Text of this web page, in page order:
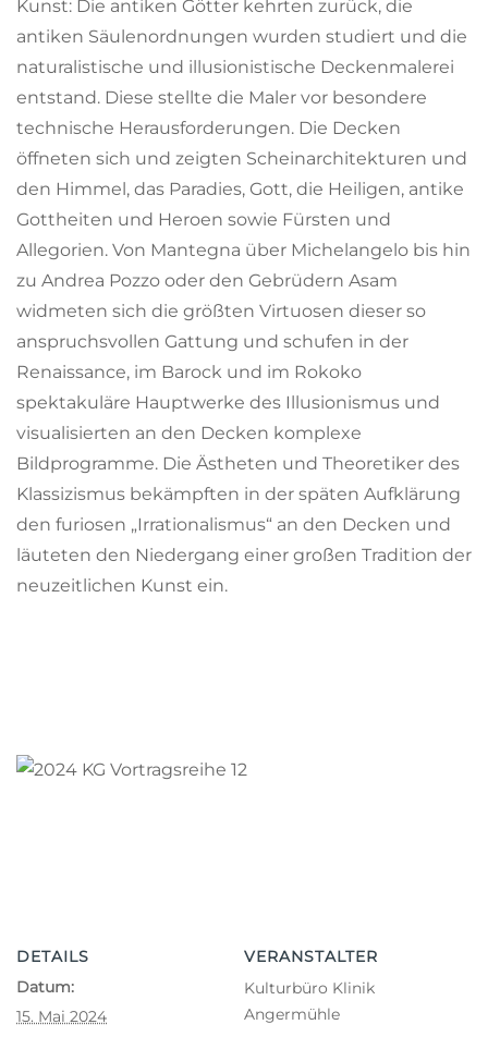
Kunst: Die antiken Götter kehrten zurück, die
antiken Säulenordnungen wurden studiert und die
naturalistische und illusionistische Deckenmalerei
entstand. Diese stellte die Maler vor besondere
technische Herausforderungen. Die Decken
öffneten sich und zeigten Scheinarchitekturen und
den Himmel, das Paradies, Gott, die Heiligen, antike
Gottheiten und Heroen sowie Fürsten und
Allegorien. Von Mantegna über Michelangelo bis hin
zu Andrea Pozzo oder den Gebrüdern Asam
widmeten sich die größten Virtuosen dieser so
anspruchsvollen Gattung und schufen in der
Renaissance, im Barock und im Rokoko
spektakuläre Hauptwerke des Illusionismus und
visualisierten an den Decken komplexe
Bildprogramme. Die Ästheten und Theoretiker des
Klassizismus bekämpften in der späten Aufklärung
den furiosen „Irrationalismus“ an den Decken und
läuteten den Niedergang einer großen Tradition der
neuzeitlichen Kunst ein.
DETAILS
Datum:
15. Mai 2024
VERANSTALTER
Kulturbüro Klinik
Angermühle